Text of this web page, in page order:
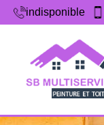
indisponible